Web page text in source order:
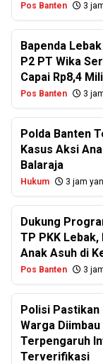
Pos Banten 3
Bapenda
P2 PT Wika
Capai Rp8,4
Pos Banten 3
Polda Banten
Kasus Aksi
Balaraja
Hukum 3 jam
Dukung
TP PKK Lebak,
Anak Asuh di
Pos Banten 3
Polisi
Warga
Terpengaruh
Terverifikasi